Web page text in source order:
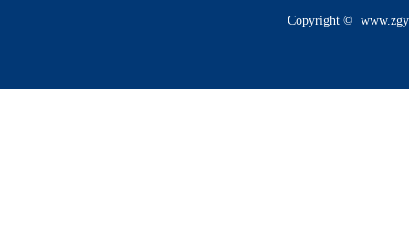
Copyright ©